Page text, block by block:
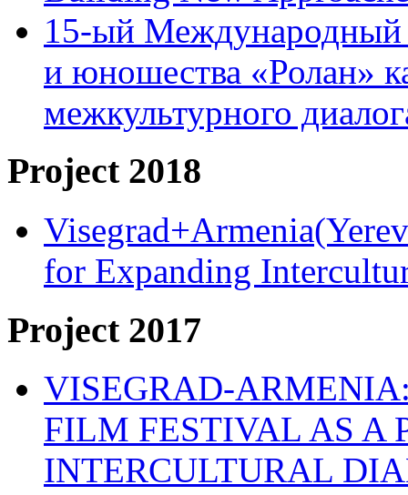
15-ый Международный
и юношества «Ролан»
межкультурного
Project 2018
for Expanding
Project 2017
VISEGRAD-
FILM FESTIVAL AS A
INTERCULTURAL